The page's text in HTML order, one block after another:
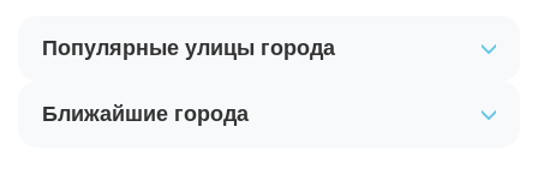
Популярные улицы города
Ближайшие города